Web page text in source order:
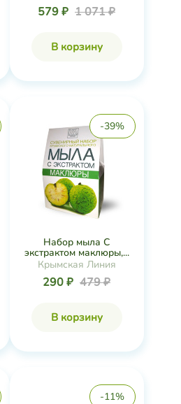
579 ₽ 1 071 ₽
В корзину
-39%
Набор мыла С
экстрактом маклюры,...
Крымская Линия
290 ₽ 479 ₽
В корзину
-11%